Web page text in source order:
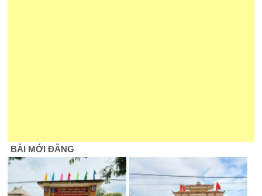
BÀI MỚI ĐĂNG